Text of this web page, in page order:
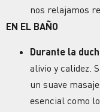
nos relajamos
EN EL BAÑO
Durante la
alivio y calidez.
un suave
esencial como